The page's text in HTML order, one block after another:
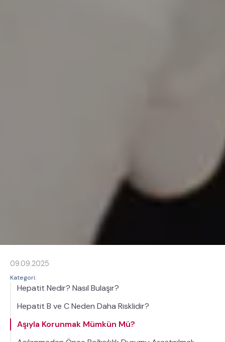
09.09.2025
Kategori:
Hepatit Nedir? Nasıl Bulaşır?
Hepatit B ve C Neden Daha Risklidir?
Aşıyla Korunmak Mümkün Mü?